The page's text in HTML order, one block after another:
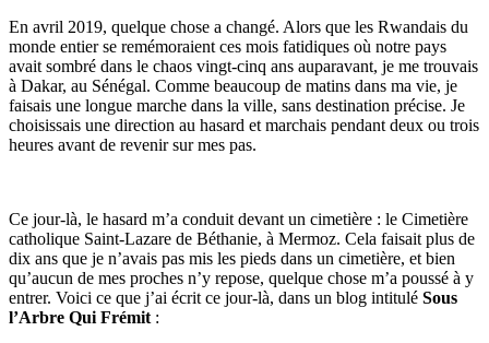
En avril 2019, quelque chose a changé. Alors que les Rwandais du
monde entier se remémoraient ces mois fatidiques où notre pays
avait sombré dans le chaos vingt-cinq ans auparavant, je me trouvais
à Dakar, au Sénégal. Comme beaucoup de matins dans ma vie, je
faisais une longue marche dans la ville, sans destination précise. Je
choisissais une direction au hasard et marchais pendant deux ou trois
heures avant de revenir sur mes pas.
Ce jour-là, le hasard m’a conduit devant un cimetière : le Cimetière
catholique Saint-Lazare de Béthanie, à Mermoz. Cela faisait plus de
dix ans que je n’avais pas mis les pieds dans un cimetière, et bien
qu’aucun de mes proches n’y repose, quelque chose m’a poussé à y
entrer. Voici ce que j’ai écrit ce jour-là, dans un blog intitulé Sous
l’Arbre Qui Frémit :